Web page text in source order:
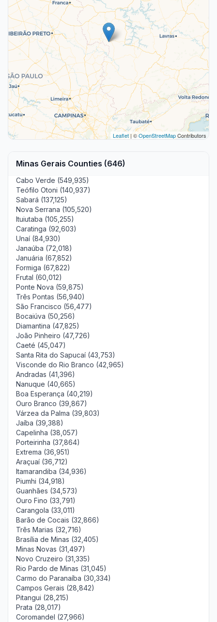
Leaflet| ©OpenStreetMapContributors
Minas Gerais Counties (646)
Cabo Verde (549,935)
Teófilo Otoni (140,937)
Sabará (137,125)
Nova Serrana (105,520)
Ituiutaba (105,255)
Caratinga (92,603)
Unaí (84,930)
Janaúba (72,018)
Januária (67,852)
Formiga (67,822)
Frutal (60,012)
Ponte Nova (59,875)
Três Pontas (56,940)
São Francisco (56,477)
Bocaiúva (50,256)
Diamantina (47,825)
João Pinheiro (47,726)
Caeté (45,047)
Santa Rita do Sapucaí (43,753)
Visconde do Rio Branco (42,965)
Andradas (41,396)
Nanuque (40,665)
Boa Esperança (40,219)
Ouro Branco (39,867)
Várzea da Palma (39,803)
Jaíba (39,388)
Capelinha (38,057)
Porteirinha (37,864)
Extrema (36,951)
Araçuaí (36,712)
Itamarandiba (34,936)
Piumhi (34,918)
Guanhães (34,573)
Ouro Fino (33,791)
Carangola (33,011)
Barão de Cocais (32,866)
Três Marias (32,716)
Brasília de Minas (32,405)
Minas Novas (31,497)
Novo Cruzeiro (31,335)
Rio Pardo de Minas (31,045)
Carmo do Paranaíba (30,334)
Campos Gerais (28,842)
Pitangui (28,215)
Prata (28,017)
Coromandel (27,966)